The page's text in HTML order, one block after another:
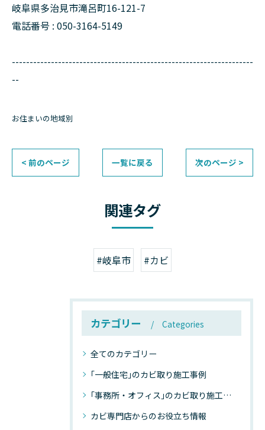
岐阜県多治見市滝呂町16-121-7
電話番号 : 050-3164-5149
--------------------------------------------------------------------
--
お住まいの地域別
< 前のページ 一覧に戻る 次のページ >
関連タグ
#岐阜市 #カビ
カテゴリー Categories
全てのカテゴリー
｢一般住宅｣のカビ取り施工事例
｢事務所・オフィス｣のカビ取り施工事例
カビ専門店からのお役立ち情報